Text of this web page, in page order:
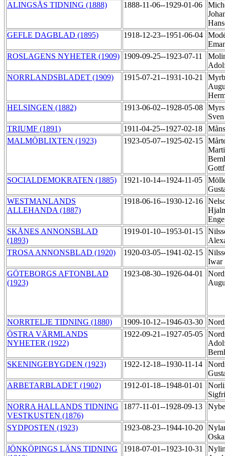
ALINGSÅS TIDNING (1888)
1888-11-06--1929-01-06
GEFLE DAGBLAD (1895)
1918-12-23--1951-06-04
ROSLAGENS NYHETER (1909) 1909-09-25--1923-07-11
NORRLANDSBLADET (1909)
1915-07-21--1931-10-21
HELSINGEN (1882)
1913-06-02--1928-05-08
TRIUMF (1891)
1911-04-25--1927-02-18
MALMÖBLIXTEN (1923)
1923-05-07--1925-02-15
SOCIALDEMOKRATEN (1885)
1921-10-14--1924-11-05
WESTMANLANDS
ALLEHANDA (1887)
1918-06-16--1930-12-16
SKÅNES ANNONSBLAD
(1893)
1919-01-10--1953-01-15
TROSA ANNONSBLAD (1920)
1920-03-05--1941-02-15
Iwar
GÖTEBORGS AFTONBLAD
(1923)
1923-08-30--1926-04-01
NORRTELJE TIDNING (1880) 1909-10-12--1946-03-30
ÖSTRA VÄRMLANDS
NYHETER (1922)
1922-09-21--1927-05-05
SKENINGEBYGDEN (1923)
1922-12-18--1930-11-14
ARBETARBLADET (1902)
1912-01-18--1948-01-01
NORRA HALLANDS TIDNING
VESTKUSTEN (1876)
1877-11-01--1928-09-13
SYDPOSTEN (1923) 1923-08-23--1944-10-20
JÖNKÖPINGS LÄNS TIDNING
1918-07-01--1923-10-31